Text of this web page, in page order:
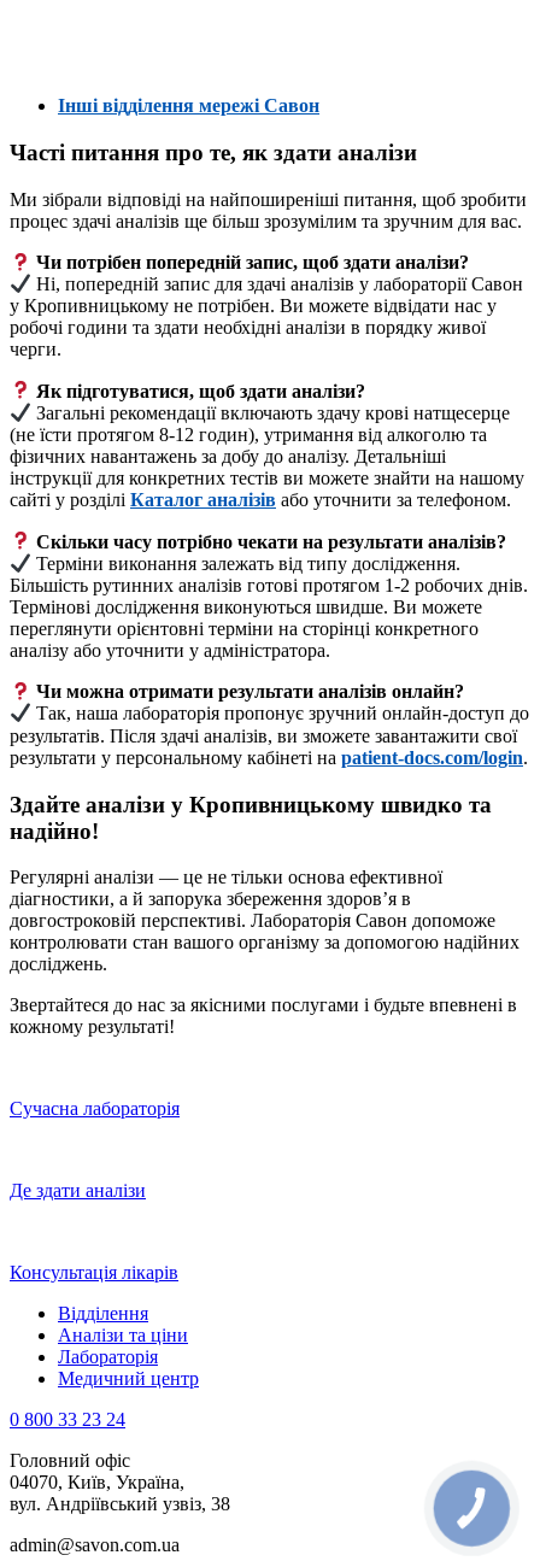
Інші відділення мережі Савон
Часті питання про те, як здати аналізи
Ми зібрали відповіді на найпоширеніші питання, щоб зробити
процес здачі аналізів ще більш зрозумілим та зручним для вас.
Чи потрібен попередній запис, щоб здати аналізи?
Ні, попередній запис для здачі аналізів у лабораторії Савон
у Кропивницькому не потрібен. Ви можете відвідати нас у
робочі години та здати необхідні аналізи в порядку живої
черги.
Як підготуватися, щоб здати аналізи?
Загальні рекомендації включають здачу крові натщесерце
(не їсти протягом 8-12 годин), утримання від алкоголю та
фізичних навантажень за добу до аналізу. Детальніші
інструкції для конкретних тестів ви можете знайти на нашому
сайті у розділі Каталог аналізів або уточнити за телефоном.
Скільки часу потрібно чекати на результати аналізів?
Терміни виконання залежать від типу дослідження.
Більшість рутинних аналізів готові протягом 1-2 робочих днів.
Термінові дослідження виконуються швидше. Ви можете
переглянути орієнтовні терміни на сторінці конкретного
аналізу або уточнити у адміністратора.
Чи можна отримати результати аналізів онлайн?
Так, наша лабораторія пропонує зручний онлайн-доступ до
результатів. Після здачі аналізів, ви зможете завантажити свої
результати у персональному кабінеті на patient-docs.com/login.
Здайте аналізи у Кропивницькому швидко та
надійно!
Регулярні аналізи — це не тільки основа ефективної
діагностики, а й запорука збереження здоров’я в
довгостроковій перспективі. Лабораторія Савон допоможе
контролювати стан вашого організму за допомогою надійних
досліджень.
Звертайтеся до нас за якісними послугами і будьте впевнені в
кожному результаті!
Сучасна лабораторія
Де здати аналізи
Консультація лікарів
Відділення
Аналізи та ціни
Лабораторія
Медичний центр
0 800 33 23 24
Головний офіс
04070, Київ, Україна,
вул. Андріївський узвіз, 38
admin@savon.com.ua
КНОПКА
ЗВ'ЯЗКУ